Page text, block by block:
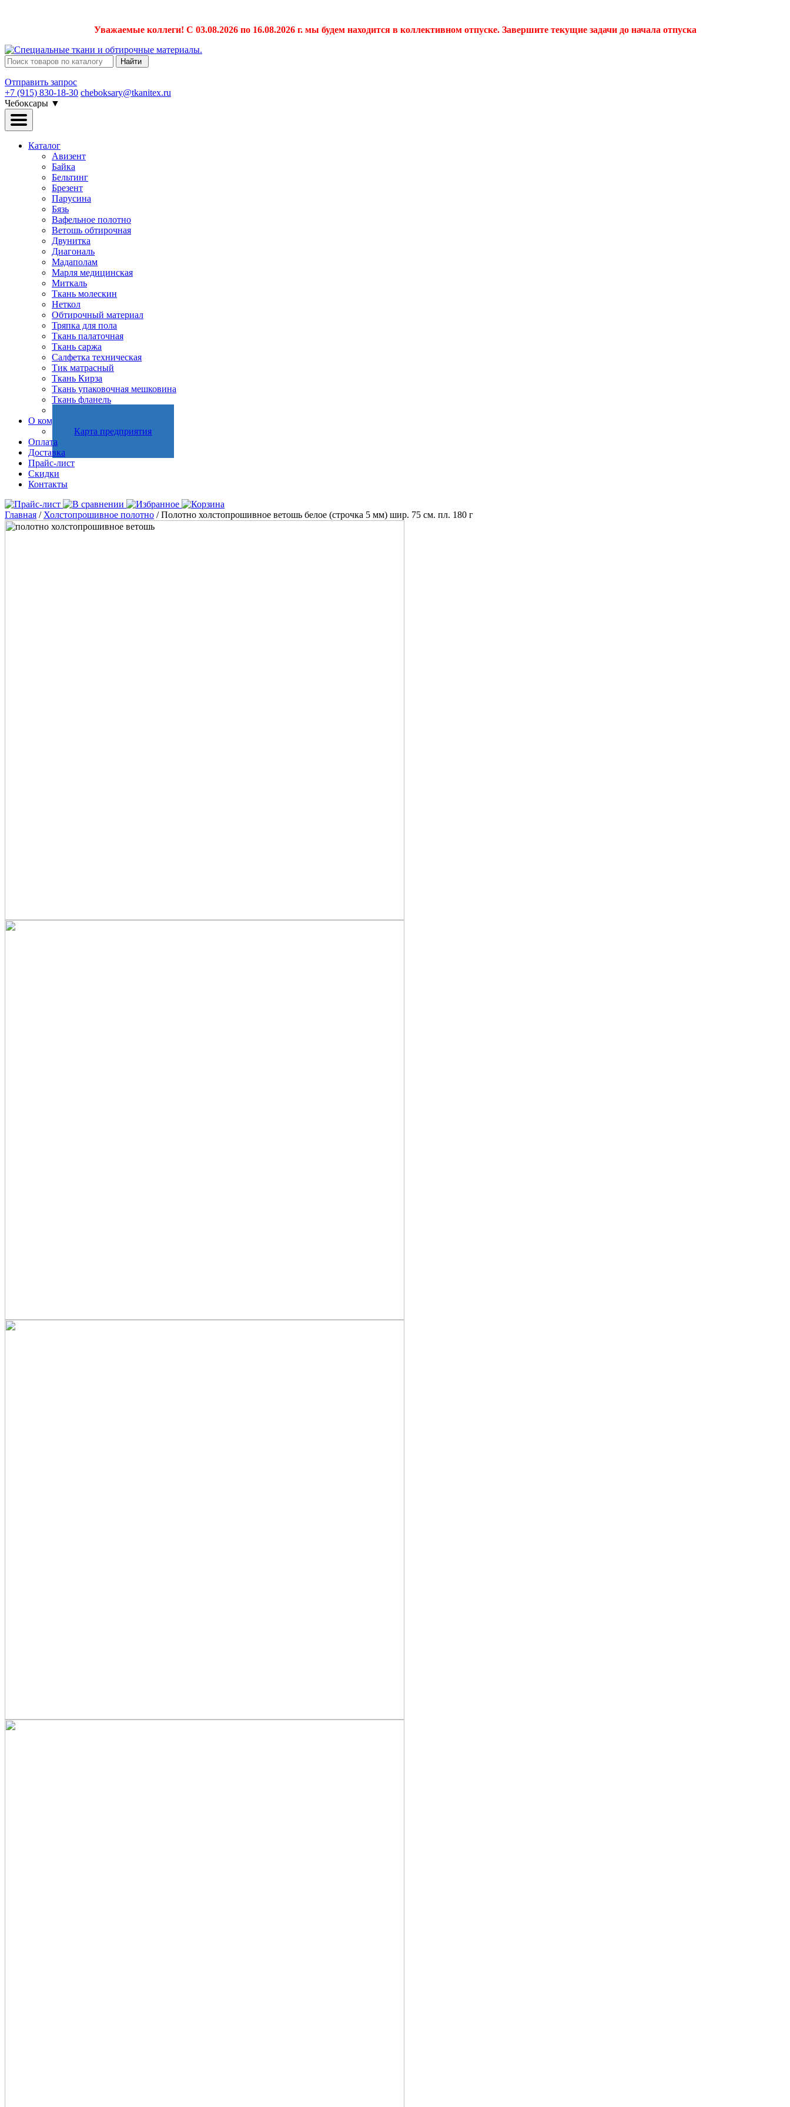
Уважаемые коллеги! С 03.08.2026 по 16.08.2026 г. мы будем находится в коллективном отпуске. Завершите текущие задачи до начала отпуска
Найти
Отправить запрос
+7 (915) 830-18-30 cheboksary@tkanitex.ru
Чебоксары ▼
Каталог
Авизент
Байка
Бельтинг
Брезент
Парусина
Бязь
Вафельное полотно
Ветошь обтирочная
Двунитка
Диагональ
Мадаполам
Марля медицинская
Миткаль
Ткань молескин
Неткол
Обтирочный материал
Тряпка для пола
Ткань палаточная
Ткань саржа
Салфетка техническая
Тик матрасный
Ткань Кирза
Ткань упаковочная мешковина
Ткань фланель
О компании
Карта предприятия
Оплата
Доставка
Прайс-лист
Скидки
Контакты
Главная / Холстопрошивное полотно / Полотно холстопрошивное ветошь белое (строчка 5 мм) шир. 75 см. пл. 180 г